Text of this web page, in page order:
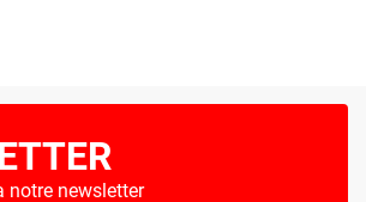
notre newsletter